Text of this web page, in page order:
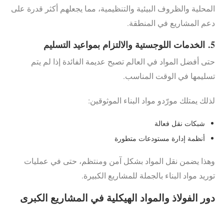
المحلية والظروف البيئية والتنظيمية، مما يجعلهم أكثر قدرة على
دعم المشاريع في المنطقة.
5. الخدمات اللوجستية والالتزام بمواعيد التسليم
حتى أفضل المواد في العالم تصبح عديمة الفائدة إذا لم يتم
تسليمها في الوقت المناسب.
لذلك يمتلك مورّدو مواد البناء الموثوقين:
شبكات نقل فعالة
أنظمة إدارة مستودعات متطورة
وهذا يضمن نقل المواد بشكل آمن ومنتظم، حتى في عمليات
توريد مواد البناء بالجملة للمشاريع الكبيرة.
دور الفولاذ والمواد الهيكلية في المشاريع الكبرى